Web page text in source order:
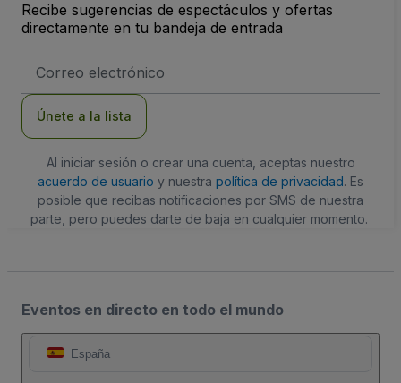
Recibe sugerencias de espectáculos y ofertas
directamente en tu bandeja de entrada
de
Únete a la lista
Al iniciar sesión o crear una cuenta, aceptas nuestro
acuerdo de usuario y nuestra política de privacidad. Es
posible que recibas notificaciones por SMS de nuestra
parte, pero puedes darte de baja en cualquier momento.
Eventos en directo en todo el mundo
España